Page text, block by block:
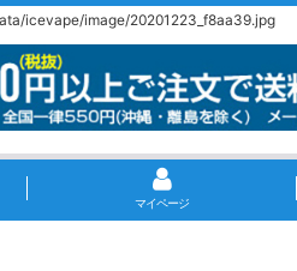
icevape/image/20201223_f8aa39.jpg
マイページ